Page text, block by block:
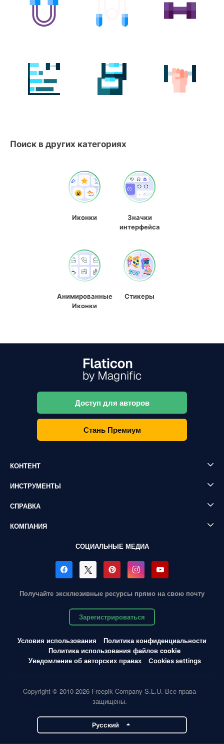
Поиск в других категориях
Иконки
Значки
интерфейса
Анимированные
Иконки
Стикеры
Доступ для авторов
Стань Премиум
КОНТЕНТ
ИНСТРУМЕНТЫ
СПРАВКА
КОМПАНИЯ
СОЦИАЛЬНЫЕ МЕДИА
Получайте эксклюзивные ресурсы прямо на свою почту
Зарегистрироваться
Условия использования
Политика конфиденциальности
Политика использования файлов cookie
Уведомление об авторских правах
Cookies settings
Copyright © 2010-2026 Freepik Company S.L.U. Все права
защищены.
Pусский